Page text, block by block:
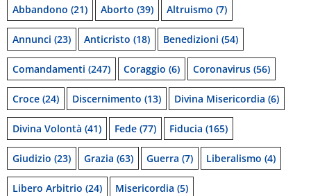
Abbandono (21) Aborto (39) Altruismo (7)
Annunci (23) Anticristo (18) Benedizioni (54)
Comandamenti (247) Coraggio (6) Coronavirus (56)
Croce (24) Discernimento (13) Divina Misericordia (6)
Divina Volontà (41) Fede (77) Fiducia (165)
Giudizio (23) Grazia (63) Guerra (7) Liberalismo (4)
Libero Arbitrio (24) Misericordia (5)